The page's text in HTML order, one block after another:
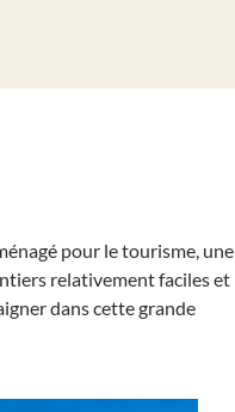
pour le tourisme, une
relativement faciles et
dans cette grande